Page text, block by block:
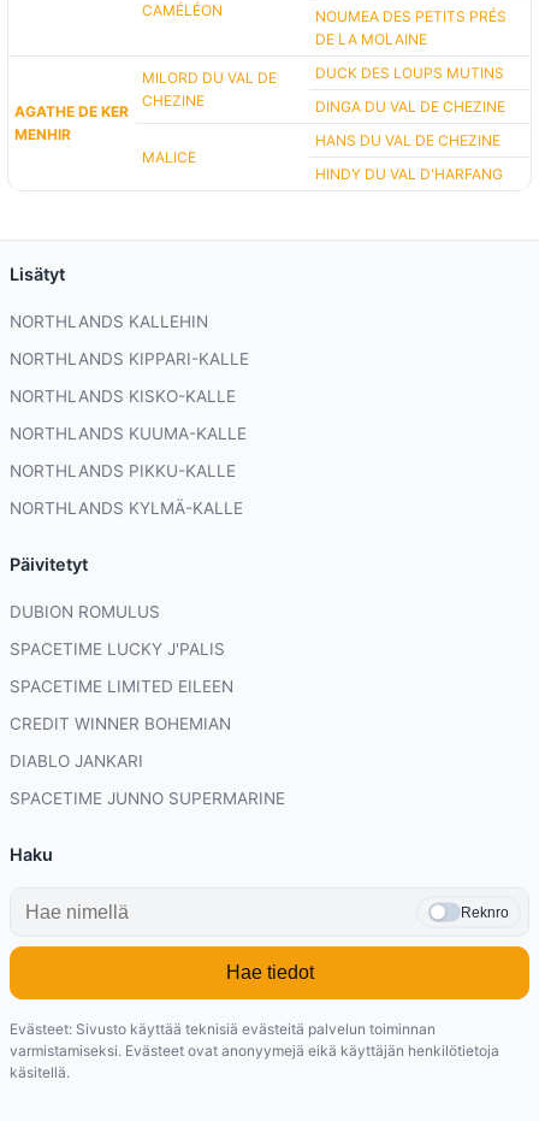
CAMÉLÉON
NOUMEA DES PETITS PRÉS
DE LA MOLAINE
AGATHE DE KER
MENHIR
MILORD DU VAL DE
CHEZINE
DUCK DES LOUPS MUTINS
DINGA DU VAL DE CHEZINE
MALICE
HANS DU VAL DE CHEZINE
HINDY DU VAL D'HARFANG
Lisätyt
NORTHLANDS KALLEHIN
NORTHLANDS KIPPARI-KALLE
NORTHLANDS KISKO-KALLE
NORTHLANDS KUUMA-KALLE
NORTHLANDS PIKKU-KALLE
NORTHLANDS KYLMÄ-KALLE
Päivitetyt
DUBION ROMULUS
SPACETIME LUCKY J'PALIS
SPACETIME LIMITED EILEEN
CREDIT WINNER BOHEMIAN
DIABLO JANKARI
SPACETIME JUNNO SUPERMARINE
Haku
Reknro
Hae tiedot
Evästeet: Sivusto käyttää teknisiä evästeitä palvelun toiminnan
varmistamiseksi. Evästeet ovat anonyymejä eikä käyttäjän henkilötietoja
käsitellä.